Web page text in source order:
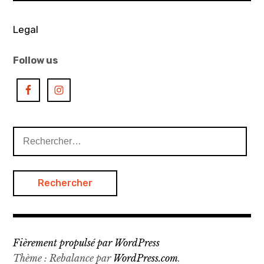
asiatique
art
contemporain
contemporain
asiatique
,
,
Asie
Legal
Follow us
Fièrement propulsé par WordPress
Thème : Rebalance par WordPress.com.